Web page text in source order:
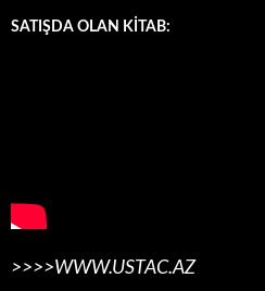
SATIŞDA OLAN KİTAB:
>>>>WWW.USTAC.AZ